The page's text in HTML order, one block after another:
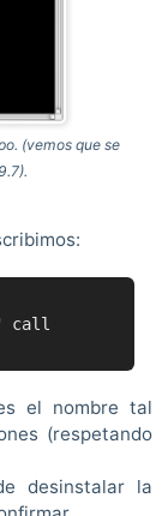
(vemos que se
call
el nombre tal
(respetando
desinstalar la